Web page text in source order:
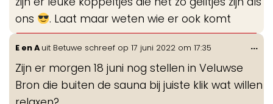
ons
. Laat maar weten wie er ook komt
E en A uit Betuwe schreef op 17 juni 2022 om 17:35
Zijn er morgen 18 juni nog stellen in Veluwse
Bron die buiten de sauna bij juiste klik wat willen
...